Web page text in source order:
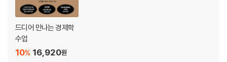
편의점 알바생의 월급은 누가 정하나: 최저임금제의 두 얼굴
바우처보다 현금이 인기 있는 이유: 보조금의 역기능
정부는 언제 시장에 개입하는가: 시장 실패의 원인
3 당신이 몰랐던 금융의 숫자들
드디어 만나는 경제학
수업
16,920원
10%